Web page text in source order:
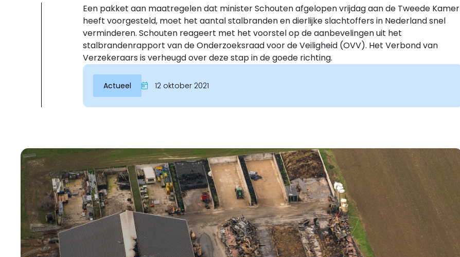
Een pakket aan maatregelen dat minister Schouten afgelopen vrijdag aan de Tweede Kamer
heeft voorgesteld, moet het aantal stalbranden en dierlijke slachtoffers in Nederland snel
verminderen. Schouten reageert met het voorstel op de aanbevelingen uit het
stalbrandenrapport van de Onderzoeksraad voor de Veiligheid (OVV). Het Verbond van
Verzekeraars is verheugd over deze stap in de goede richting.
Actueel 12 oktober 2021